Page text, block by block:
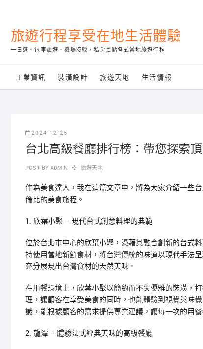
content旅遊行程享受在地生活體驗
一日遊、包車旅遊、機場接駁，私房景點各式當地旅遊行程
工業資訊 裝潢設計 旅遊天地 生活情報
2024-12-25
台北高級餐廳排行榜：帶您探索
POST BY ADMIN 旅遊天地
作為美食達人，我在這篇文章中，將為大家介紹一些
倫比的美食旅程。
1. 欣葉小聚 – 現代台式創意料理的典範
位於台北市中心的欣葉小聚，憑藉其融合創新的台式
持使用當地新鮮食材，將台灣傳統的味道以現代手法
充分展現出台灣食材的天然美味。
在用餐環境上，欣葉小聚以簡約而不失優雅的裝潢，
理，讓顧客在享受美食的同時，也能體驗到視覺與味
識，能根據顧客的需求提供專業建議，讓每一次的用
2. 龍潭 – 體驗法式經典美味的高級餐廳